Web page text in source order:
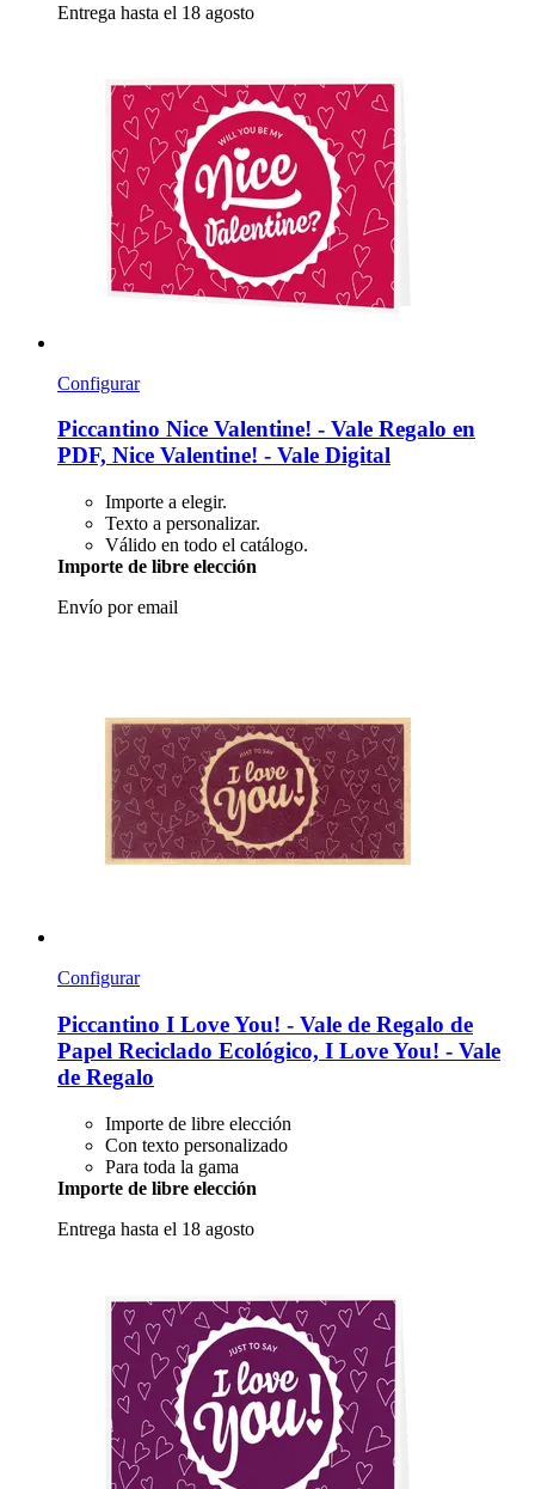
Entrega hasta el 18 agosto
Configurar
Piccantino Nice Valentine! -​ Vale Regalo en
PDF, Nice Valentine! -​ Vale Digital
Importe a elegir.
Texto a personalizar.
Válido en todo el catálogo.
Importe de libre elección
Envío por email
Configurar
Piccantino I Love You! -​ Vale de Regalo de
Papel Reciclado Ecológico, I Love You! -​ Vale
de Regalo
Importe de libre elección
Con texto personalizado
Para toda la gama
Importe de libre elección
Entrega hasta el 18 agosto